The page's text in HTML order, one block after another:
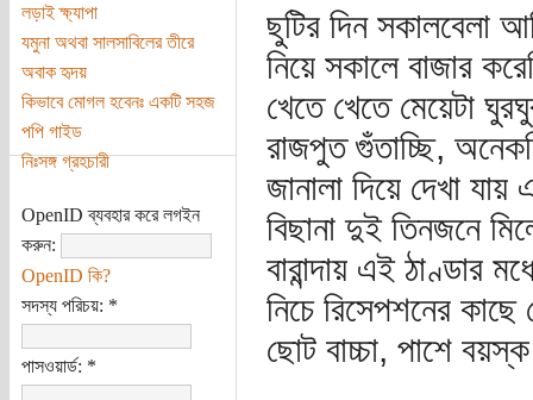
লড়াই ক্ষ্যাপা
যমুনা অথবা সালসাবিলের তীরে
অবাক হৃদয়
কিভাবে মোগল হবেনঃ একটি সহজ
পপি গাইড
নিঃসঙ্গ গ্রহচারী
OpenID ব্যবহার করে লগইন
করুন:
OpenID কি?
সদস্য পরিচয়: *
পাসওয়ার্ড: *
ছুটির দিন সকালবেলা
নিয়ে সকালে বাজার
খেতে খেতে মেয়েটা
রাজপুত গুঁতাচ্ছি,
জানালা দিয়ে দেখা যায়
বিছানা দুই তিনজনে
বারান্দায় এই ঠাণ্ডার
নিচে রিসেপশনের
ছোট বাচ্চা, পাশে